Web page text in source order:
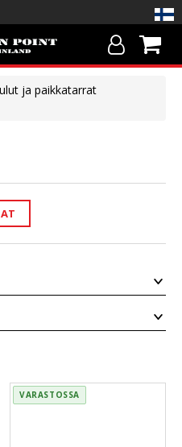
ja paikkatarrat
VARASTOSSA